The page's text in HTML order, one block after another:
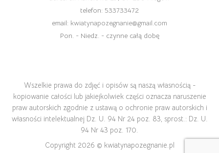
telefon: 533733472
email: kwiatynapozegnanie@gmail.com
Pon. - Niedz. - czynne całą dobę
Wszelkie prawa do zdjęć i opisów są naszą własnością -
kopiowanie całości lub jakiejkolwiek części oznacza naruszenie
praw autorskich zgodnie z ustawą o ochronie praw autorskich i
własności intelektualnej Dz. U. 94 Nr 24 poz. 83, sprost.: Dz. U.
94 Nr 43 poz. 170.
Copyright 2026 © kwiatynapozegnanie.pl